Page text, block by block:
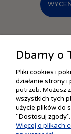
Dbamy o
Pliki cookies i
działanie strony
potrzeb. Możesz
wszystkich tych
użycie plików do
"Dostosuj zgody".
Więcej o plikach